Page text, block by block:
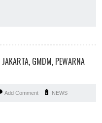
GMDM, PEWARNA
Add Comment NEWS